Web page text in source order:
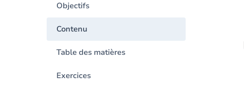
Objectifs
Contenu
Table des matières
Exercices